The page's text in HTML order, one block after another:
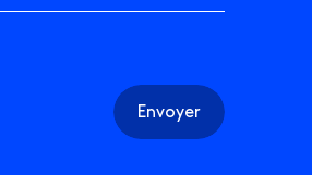
Envoyer